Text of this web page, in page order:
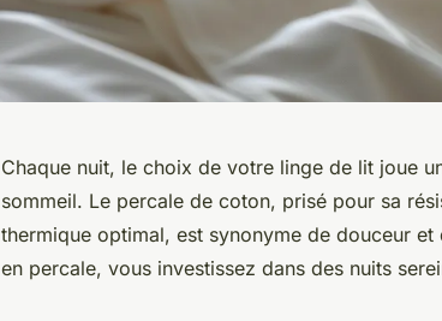
Chaque nuit, le choix de votre linge de lit joue
sommeil. Le percale de coton, prisé pour sa
thermique optimal, est synonyme de douceur
en percale, vous investissez dans des nuits